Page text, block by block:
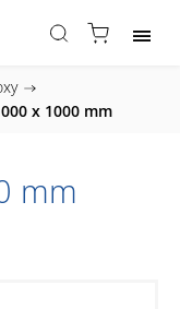
/
x 1000 mm
mm